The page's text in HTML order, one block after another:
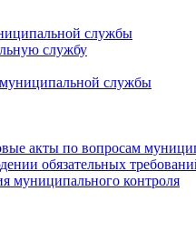
службы
службу
службы
акты по вопросам
обязательных
муниципального контроля